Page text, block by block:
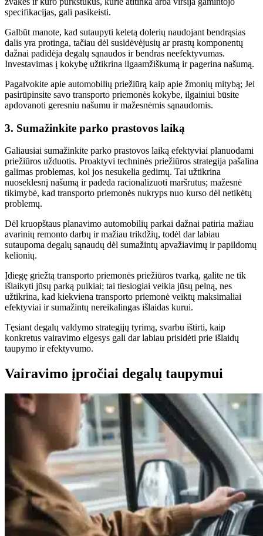
specifikacijas, gali pasikeisti.
Galbūt manote, kad sutaupyti keletą dolerių naudojant bendrąsias
dalis yra protinga, tačiau dėl susidėvėjusių ar prastų komponentų
dažnai padidėja degalų sąnaudos ir bendras neefektyvumas.
Investavimas į kokybę užtikrina ilgaamžiškumą ir pagerina našumą.
Pagalvokite apie automobilių priežiūrą kaip apie žmonių mitybą; Jei
pasirūpinsite savo transporto priemonės kokybe, ilgainiui būsite
apdovanoti geresniu našumu ir mažesnėmis sąnaudomis.
3. Sumažinkite parko prastovos laiką
Galiausiai sumažinkite parko prastovos laiką efektyviai planuodami
priežiūros užduotis. Proaktyvi techninės priežiūros strategija pašalina
galimas problemas, kol jos nesukelia gedimų. Tai užtikrina
nuoseklesnį našumą ir padeda racionalizuoti maršrutus; mažesnė
tikimybė, kad transporto priemonės nukryps nuo kurso dėl netikėtų
problemų.
Dėl kruopštaus planavimo automobilių parkai dažnai patiria mažiau
avarinių remonto darbų ir mažiau trikdžių, todėl dar labiau
sutaupoma degalų sąnaudų dėl sumažintų apvažiavimų ir papildomų
kelionių.
Įdiegę griežtą transporto priemonės priežiūros tvarką, galite ne tik
išlaikyti jūsų parką puikiai; tai tiesiogiai veikia jūsų pelną, nes
užtikrina, kad kiekviena transporto priemonė veiktų maksimaliai
efektyviai ir sumažintų nereikalingas išlaidas kurui.
Tęsiant degalų valdymo strategijų tyrimą, svarbu ištirti, kaip
konkretus vairavimo elgesys gali dar labiau prisidėti prie išlaidų
taupymo ir efektyvumo.
Vairavimo įpročiai degalų taupymui